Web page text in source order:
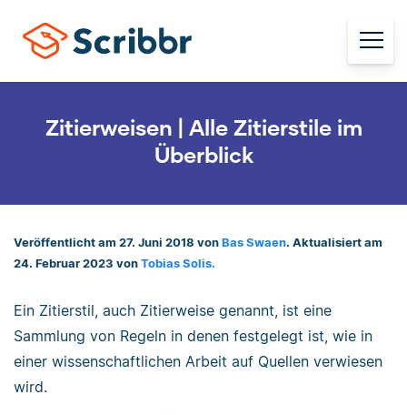
Zitierweisen | Alle Zitierstile im
Überblick
Veröffentlicht am 27. Juni 2018 von Bas Swaen. Aktualisiert am
24. Februar 2023 von Tobias Solis.
Ein Zitierstil, auch Zitierweise genannt, ist eine
Sammlung von Regeln in denen festgelegt ist, wie in
einer wissenschaftlichen Arbeit auf Quellen verwiesen
wird.